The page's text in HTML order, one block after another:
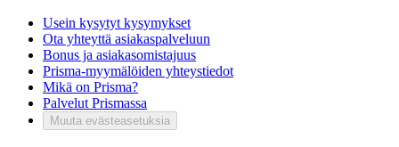
Usein kysytyt kysymykset
Ota yhteyttä asiakaspalveluun
Bonus ja asiakasomistajuus
Prisma-myymälöiden yhteystiedot
Mikä on Prisma?
Palvelut Prismassa
Muuta evästeasetuksia